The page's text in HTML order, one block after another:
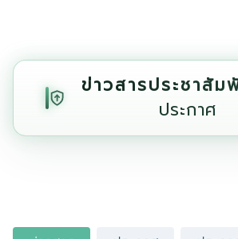
ข่าวสารประชาสัม
ประกาศ